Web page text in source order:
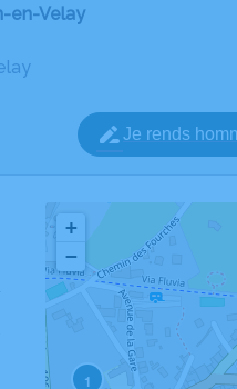
en-Velay
Je rends
1
+
−